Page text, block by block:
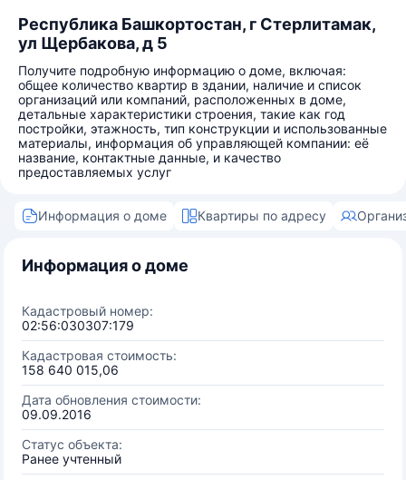
Республика Башкортостан, г Стерлитамак,
ул Щербакова, д 5
Получите подробную информацию о доме, включая:
общее количество квартир в здании, наличие и список
организаций или компаний, расположенных в доме,
детальные характеристики строения, такие как год
постройки, этажность, тип конструкции и использованные
материалы, информация об управляющей компании: её
название, контактные данные, и качество
предоставляемых услуг
Информация о доме Квартиры по адресу
Информация о доме
Кадастровый номер:
02:56:030307:179
Кадастровая стоимость:
158 640 015,06
Дата обновления стоимости:
09.09.2016
Статус объекта:
Ранее учтенный